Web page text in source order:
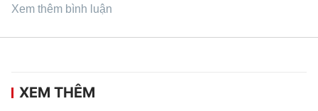
Xem thêm bình luận
XEM THÊM